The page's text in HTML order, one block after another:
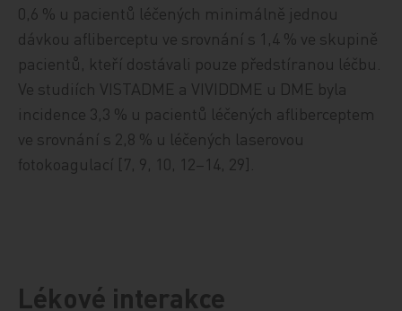
0,6 % u pacientů léčených minimálně jednou
dávkou afliberceptu ve srovnání s 1,4 % ve skupině
pacientů, kteří dostávali pouze předstíranou léčbu.
Ve studiích VISTADME a VIVIDDME u DME byla
incidence 3,3 % u pacientů léčených afliberceptem
ve srovnání s 2,8 % u léčených laserovou
fotokoagulací [7, 9, 10, 12–14, 29].
Lékové interakce